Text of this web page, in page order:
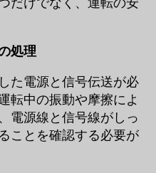
処理
た電源と信号伝送が必
転中の振動や摩擦によ
電源線と信号線がしっ
ことを確認する必要が